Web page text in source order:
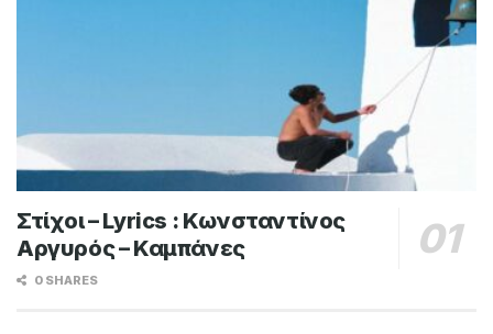
Στίχοι – Lyrics : Κωνσταντίνος
Αργυρός – Καμπάνες
0 SHARES